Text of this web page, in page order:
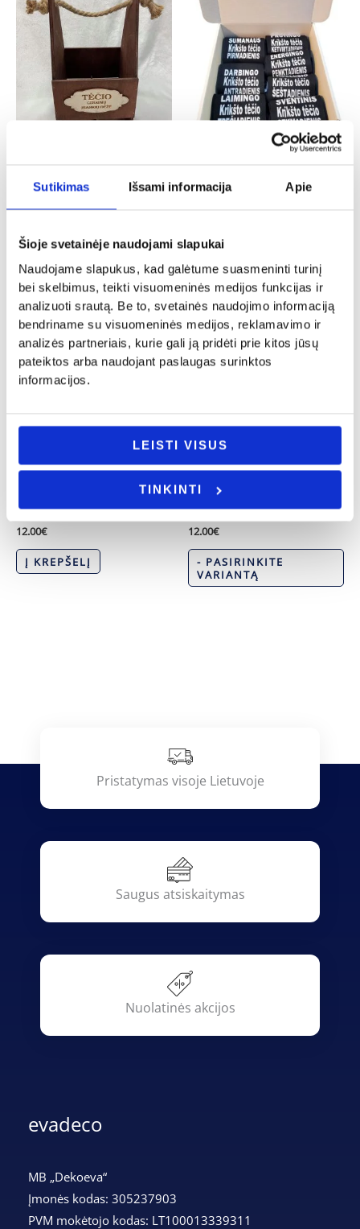
Sutikimas Išsami informacija Apie
Šioje svetainėje naudojami slapukai
Naudojame slapukus, kad galėtume suasmeninti turinį
bei skelbimus, teikti visuomeninės medijos funkcijas ir
analizuoti srautą. Be to, svetainės naudojimo informaciją
bendriname su visuomeninės medijos, reklamavimo ir
analizės partneriais, kurie gali ją pridėti prie kitos jūsų
pateiktos arba naudojant paslaugas surinktos
informacijos.
LEISTI VISUS
TINKINTI
Dėžė alui „Tėčio įrankių dėžė”
tėčio”
25.00€
- PASIRINKITE
Puodelis „Krikšto tėčio”
12.00€
Į KREPŠELĮ
Šaukšteliai
Šaukštelis su modelinu „Senelio”
12.00€
- PASIRINKITE
VARIANTĄ
Pristatymas visoje Lietuvoje
Saugus atsiskaitymas
Nuolatinės akcijos
evadeco
MB „Dekoeva“
Įmonės kodas: 305237903
PVM mokėtojo kodas: LT100013339311